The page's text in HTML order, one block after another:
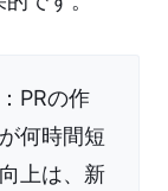
：PRの作
何時間短
上は、新